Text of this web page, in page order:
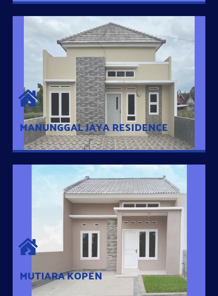
MANUNGGAL JAYA RESIDENCE
MANUNGGAL JAYA RESIDENCE
Cluster Exclusive dengan one Gate System, terdapat taman
mini dan memiliki jarak 200m dari jalan nasional serta dekat
dengan pusat kota
MUTIARA KOPEN
MUTIARA KOPEN
Hunian nyaman dengan suasana pedesaan. 10 menit dari pusat
kota, 2 menit dari Ring Road